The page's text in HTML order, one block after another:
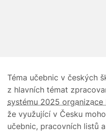
Téma učebnic v českých
z hlavních témat
systému 2025 organizace
že využující v Česku
učebnic, pracovních listů